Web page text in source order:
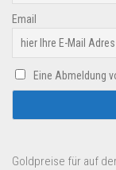
Email
Eine Abmeldung
Goldpreise für auf